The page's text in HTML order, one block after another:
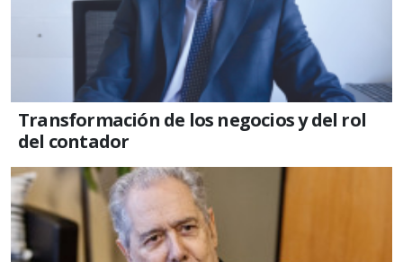
Transformación de los negocios y del rol
del contador